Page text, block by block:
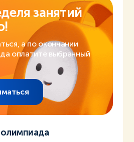
занятий
а по окончании
оплатите выбранный